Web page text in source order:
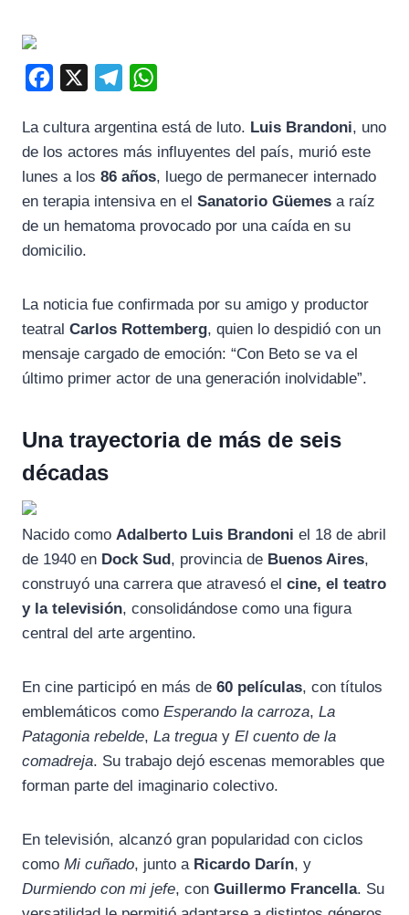
c
e
b
o
l
e
g
a
t
s
La cultura argentina está de luto. Luis Brandoni, uno
de los actores más influyentes del país, murió este
lunes a los 86 años, luego de permanecer internado
en terapia intensiva en el Sanatorio Güemes a raíz
de un hematoma provocado por una caída en su
domicilio.
La noticia fue confirmada por su amigo y productor
teatral Carlos Rottemberg, quien lo despidió con un
mensaje cargado de emoción: “Con Beto se va el
último primer actor de una generación inolvidable”.
Una trayectoria de más de seis
décadas
Nacido como Adalberto Luis Brandoni el 18 de abril
de 1940 en Dock Sud, provincia de Buenos Aires,
construyó una carrera que atravesó el cine, el teatro
y la televisión, consolidándose como una figura
central del arte argentino.
En cine participó en más de 60 películas, con títulos
emblemáticos como Esperando la carroza, La
Patagonia rebelde, La tregua y El cuento de la
comadreja. Su trabajo dejó escenas memorables que
forman parte del imaginario colectivo.
En televisión, alcanzó gran popularidad con ciclos
como Mi cuñado, junto a Ricardo Darín, y
Durmiendo con mi jefe, con Guillermo Francella. Su